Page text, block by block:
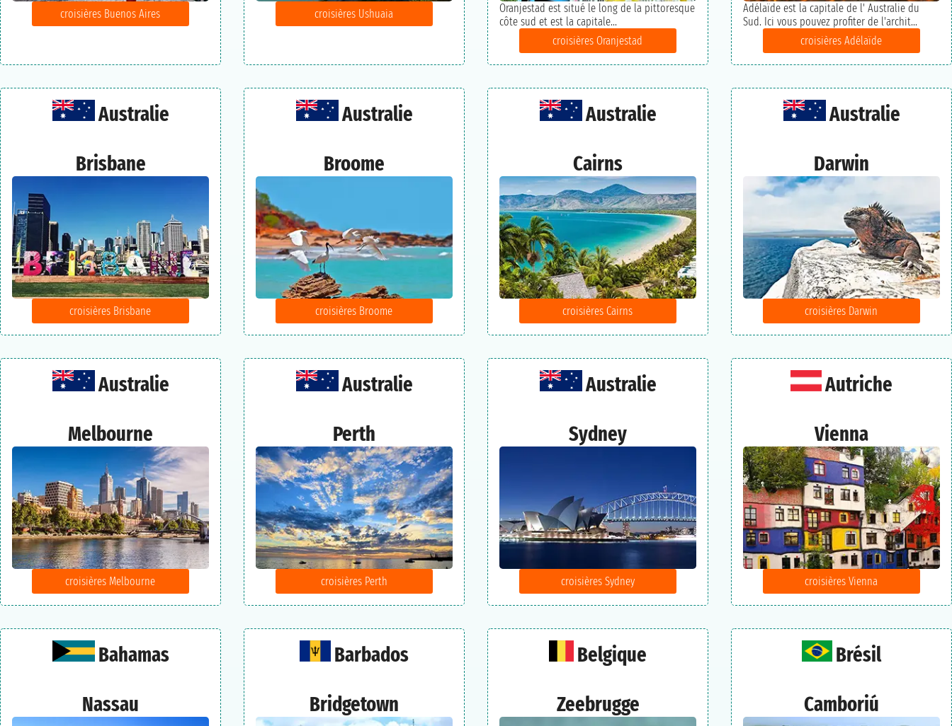
croisières Buenos Aires croisières Ushuaia
Oranjestad est situé le long de la pittoresque
côte sud et est la capitale...
croisières Oranjestad
Adélaïde est la capitale de l' Australie du
Sud. Ici vous pouvez profiter de l'archit...
croisières Adélaïde
Australie
Brisbane
croisières Brisbane
Australie
Broome
croisières Broome
Australie
Cairns
croisières Cairns
Australie
Darwin
croisières Darwin
Australie
Melbourne
croisières Melbourne
Australie
Perth
croisières Perth
Australie
Sydney
croisières Sydney
Autriche
Vienna
croisières Vienna
Bahamas
Nassau
Barbados
Bridgetown
Belgique
Zeebrugge
Brésil
Camboriú